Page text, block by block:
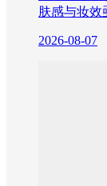
肤感与妆效
2026-08-07